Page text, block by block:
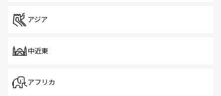
アジア
中近東
アフリカ